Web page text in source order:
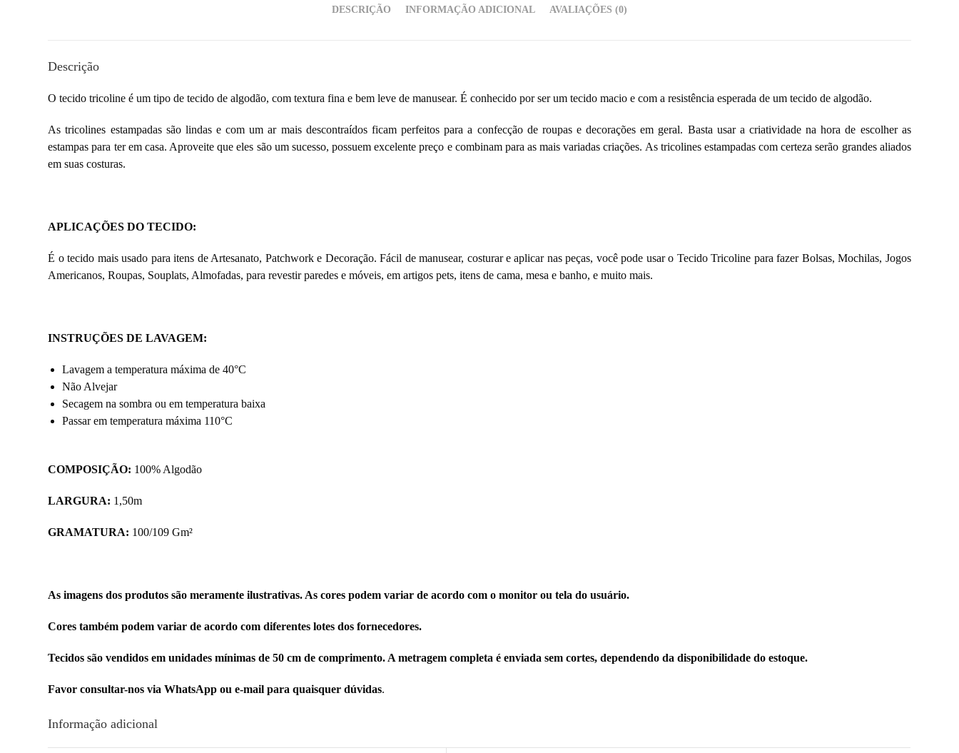
DESCRIÇÃO INFORMAÇÃO ADICIONAL AVALIAÇÕES (0)
Descrição
O tecido tricoline é um tipo de tecido de algodão, com textura fina e bem leve de manusear. É conhecido por ser um tecido macio e com a resistência esperada de um tecido de algodão.
As tricolines estampadas são lindas e com um ar mais descontraídos ficam perfeitos para a confecção de roupas e decorações em geral. Basta usar a criatividade na hora de escolher as
estampas para ter em casa. Aproveite que eles são um sucesso, possuem excelente preço e combinam para as mais variadas criações. As tricolines estampadas com certeza serão grandes aliados
em suas costuras.
APLICAÇÕES DO TECIDO:
É o tecido mais usado para itens de Artesanato, Patchwork e Decoração. Fácil de manusear, costurar e aplicar nas peças, você pode usar o Tecido Tricoline para fazer Bolsas, Mochilas, Jogos
Americanos, Roupas, Souplats, Almofadas, para revestir paredes e móveis, em artigos pets, itens de cama, mesa e banho, e muito mais.
INSTRUÇÕES DE LAVAGEM:
Lavagem a temperatura máxima de 40°C
Não Alvejar
Secagem na sombra ou em temperatura baixa
Passar em temperatura máxima 110°C
COMPOSIÇÃO: 100% Algodão
LARGURA: 1,50m
GRAMATURA: 100/109 Gm²
As imagens dos produtos são meramente ilustrativas. As cores podem variar de acordo com o monitor ou tela do usuário.
Cores também podem variar de acordo com diferentes lotes dos fornecedores.
Tecidos são vendidos em unidades mínimas de 50 cm de comprimento. A metragem completa é enviada sem cortes, dependendo da disponibilidade do estoque.
Favor consultar-nos via WhatsApp ou e-mail para quaisquer dúvidas.
Informação adicional